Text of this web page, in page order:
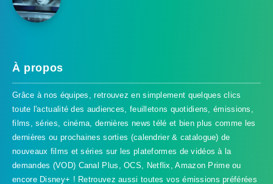
À propos
Grâce à nos équipes, retrouvez en simplement quelques clics
toute l'actualité des audiences, feuilletons quotidiens, émissions,
films, séries, cinéma, dernières news télé et bien plus comme les
dernières ou prochaines sorties (calendrier & catalogue) de
nouveaux films et séries sur les plateformes de vidéos à la
demandes (VOD) Canal Plus, OCS, Netflix, Amazon Prime ou
encore Disney+ ! Retrouvez aussi toutes vos émissions préférées